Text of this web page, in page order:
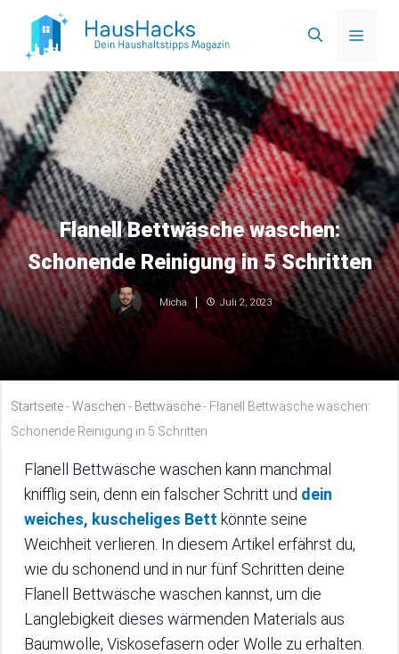
springen
Menü
Flanell Bettwäsche waschen:
Schonende Reinigung in 5 Schritten
Micha Juli 2, 2023
Startseite-Waschen - Bettwäsche- Flanell Bettwäsche waschen:
Schonende Reinigung in 5 Schritten
Flanell Bettwäsche waschen kann manchmal
knifflig sein, denn ein falscher Schritt und dein
weiches, kuscheliges Bett könnte seine
Weichheit verlieren. In diesem Artikel erfährst du,
wie du schonend und in nur fünf Schritten deine
Flanell Bettwäsche waschen kannst, um die
Langlebigkeit dieses wärmenden Materials aus
Baumwolle, Viskosefasern oder Wolle zu erhalten.